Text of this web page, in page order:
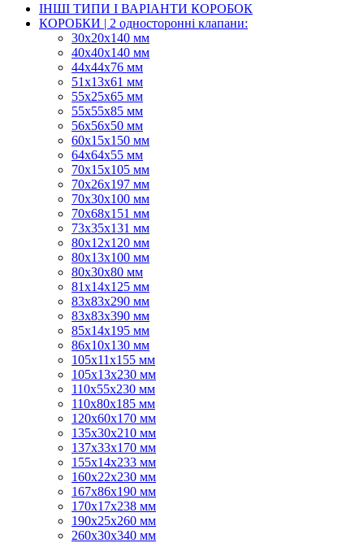
ІНШІ ТИПИ І ВАРІАНТИ КОРОБОК
КОРОБКИ | 2 односторонні клапани:
30x20x140 мм
40x40x140 мм
44х44х76 мм
51x13x61 мм
55х25х65 мм
55х55х85 мм
56х56х50 мм
60х15х150 мм
64х64х55 мм
70х15х105 мм
70х26х197 мм
70х30х100 мм
70х68х151 мм
73х35х131 мм
80х12х120 мм
80х13х100 мм
80х30х80 мм
81х14х125 мм
83х83х290 мм
83х83х390 мм
85х14х195 мм
86х10х130 мм
105х11х155 мм
105х13х230 мм
110х55х230 мм
110х80х185 мм
120х60х170 мм
135х30х210 мм
137х33х170 мм
155х14х233 мм
160х22х230 мм
167х86х190 мм
170х17х238 мм
190х25х260 мм
260х30х340 мм